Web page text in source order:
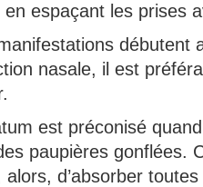
en espaçant les prises
débutent
nasale, il est
est préconisé
paupières gonflées.
alors, d’absorber